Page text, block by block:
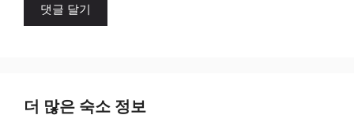
더 많은 숙소 정보